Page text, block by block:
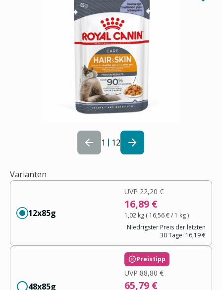
1 12
Varianten
12x85g
UVP 22,20 €
16,89 €
1,02 kg( 16,56 €/ 1 kg)
Niedrigster Preis der letzten
30 Tage: 16,19 €
48x85g
Preistipp
UVP 88,80 €
65,79 €